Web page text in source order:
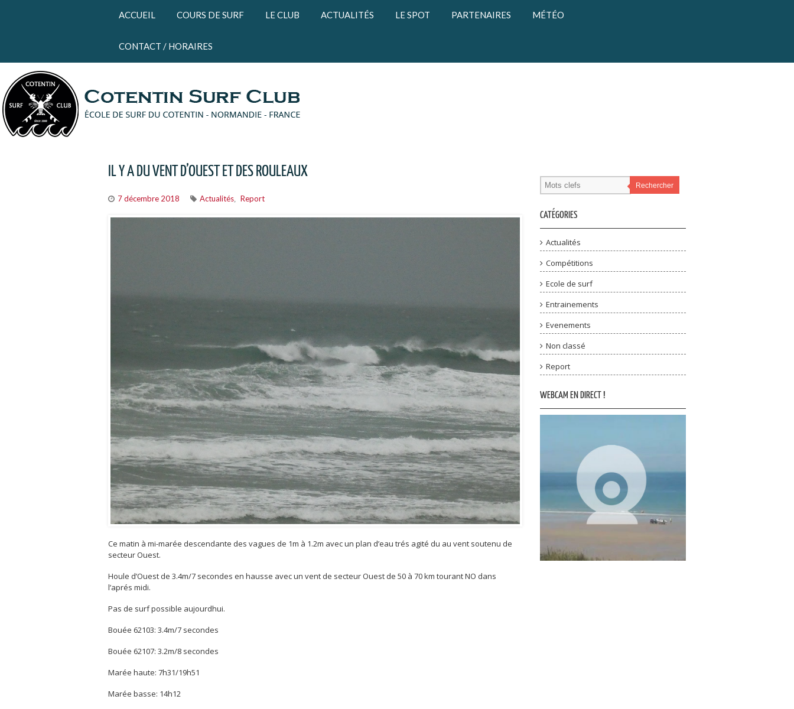
ACCUEIL COURS DE SURF LE CLUB ACTUALITÉS LE SPOT PARTENAIRES MÉTÉO
CONTACT / HORAIRES
IL Y A DU VENT D’OUEST ET DES ROULEAUX
7 décembre 2018 Actualités Report
Ce matin à mi-marée descendante des vagues de 1m à 1.2m avec un plan d’eau trés agité du au vent soutenu de
secteur Ouest.
Houle d’Ouest de 3.4m/7 secondes en hausse avec un vent de secteur Ouest de 50 à 70 km tourant NO dans
l’aprés midi.
Pas de surf possible aujourdhui.
Bouée 62103: 3.4m/7 secondes
Bouée 62107: 3.2m/8 secondes
Marée haute: 7h31/19h51
Marée basse: 14h12
Rechercher
CATÉGORIES
Actualités
Compétitions
Ecole de surf
Entrainements
Evenements
Non classé
Report
WEBCAM EN DIRECT !